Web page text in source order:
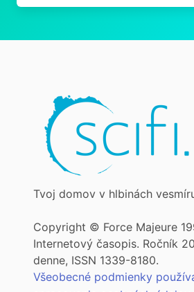
Tvoj domov v hlbinách
Copyright © Force Majeure
Internetový časopis. Ročník
denne, ISSN 1339-8180.
Všeobecné podmienky